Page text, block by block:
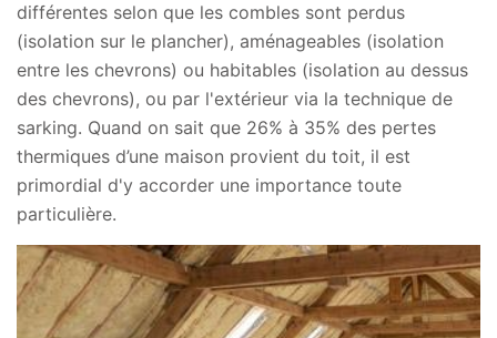
différentes selon que les combles sont perdus
(isolation sur le plancher), aménageables (isolation
entre les chevrons) ou habitables (isolation au dessus
des chevrons), ou par l'extérieur via la technique de
sarking. Quand on sait que 26% à 35% des pertes
thermiques d’une maison provient du toit, il est
primordial d'y accorder une importance toute
particulière.